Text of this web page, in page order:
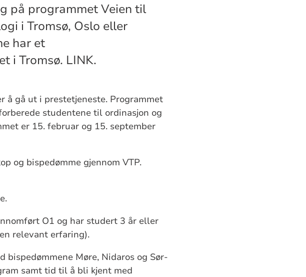
på programmet Veien til
i Tromsø, Oslo eller
har et
i Tromsø. LINK.
å gå ut i prestetjeneste. Programmet
studentene til ordinasjon og
er 15. februar og 15. september
og bispedømme gjennom VTP.
O1 og har studert 3 år eller
relevant erfaring).
bispedømmene Møre, Nidaros og Sør-
samt tid til å bli kjent med